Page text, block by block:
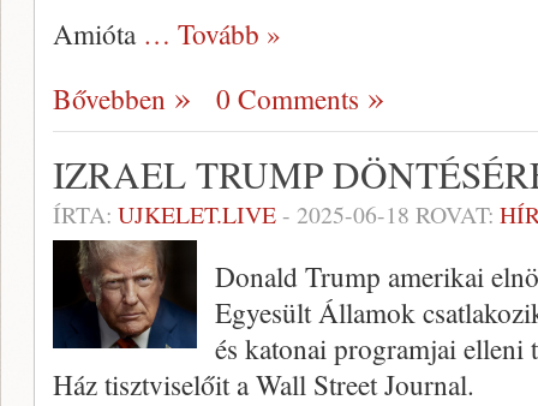
Amióta … Tovább »
Bővebben
0 Comments
IZRAEL TRUMP
ÍRTA: UJKELET.LIVE- 2025-06-18 ROVAT:
Donald Trump amerikai
Egyesült Államok
és katonai programjai elleni
Ház tisztviselőit a Wall Street Journal.